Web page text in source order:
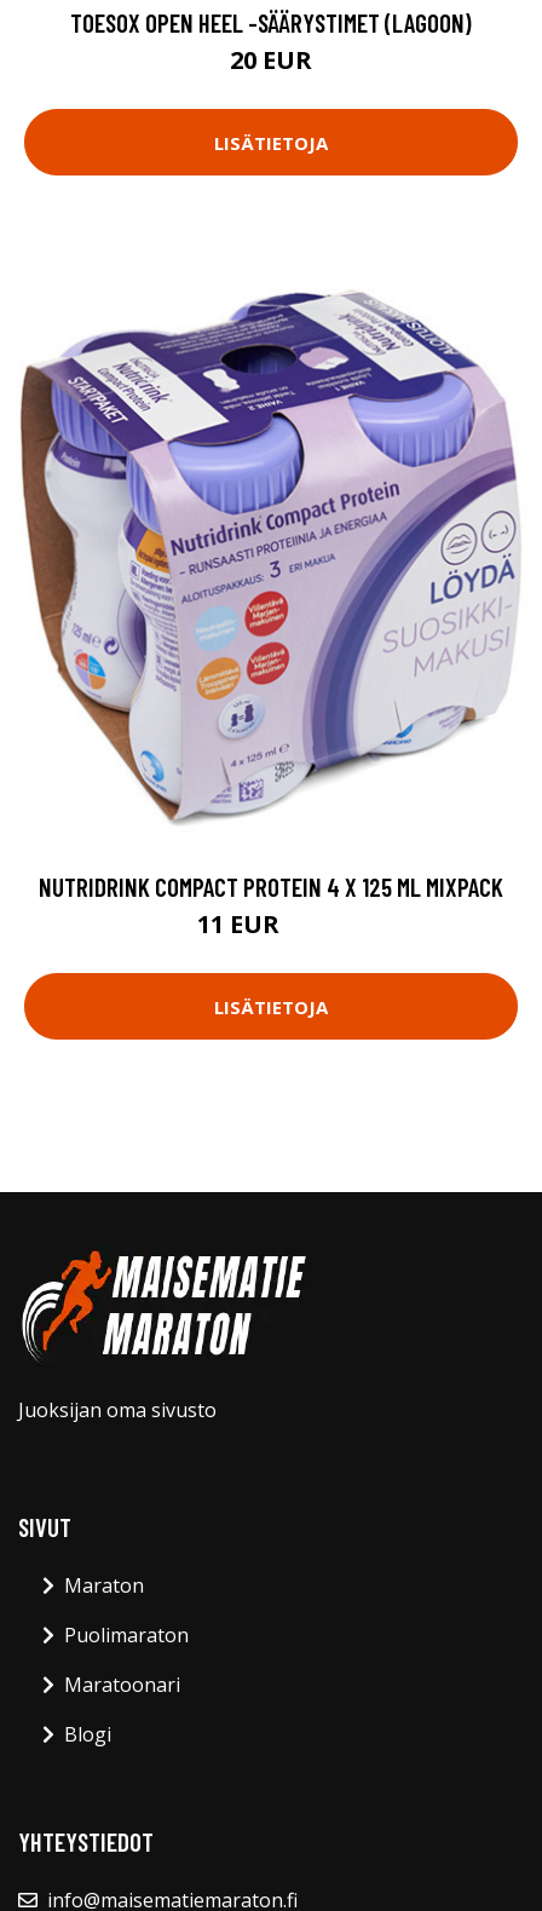
TOESOX OPEN HEEL -SÄÄRYSTIMET (LAGOON)
20 EUR
LISÄTIETOJA
NUTRIDRINK COMPACT PROTEIN 4 X 125 ML MIXPACK
11 EUR
LISÄTIETOJA
Juoksijan oma sivusto
SIVUT
Maraton
Puolimaraton
Maratoonari
Blogi
YHTEYSTIEDOT
info@maisematiemaraton.fi